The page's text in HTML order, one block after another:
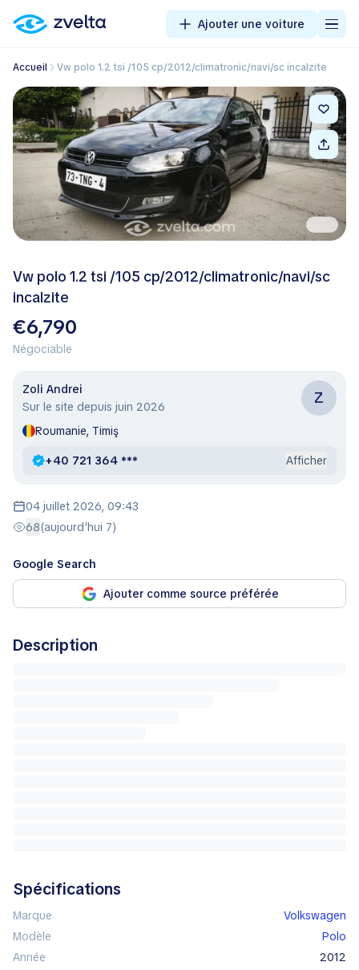
Ajouter une voiture
Accueil Vw polo 1.2 tsi /105 cp/2012/climatronic/navi/sc incalzite
Vw polo 1.2 tsi /105 cp/2012/climatronic/navi/sc
incalzite
€6,790
Négociable
Zoli Andrei
Sur le site depuis juin 2026
Z
Roumanie, Timiş
+40 721 364 *** Afficher
04 juillet 2026, 09:43
68(aujourd'hui 7)
Google Search
Ajouter comme source préférée
Description
Spécifications
Marque
Volkswagen
Modèle
Polo
Année
2012